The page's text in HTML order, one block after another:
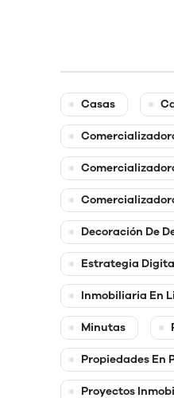
Casas
Decoración De
Estrategia
Inmobiliaria En
Minutas
Propiedades En
Proyectos